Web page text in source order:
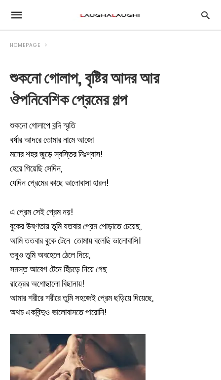
HOMEPAGE
শুকনো গোলাপ, বৃষ্টির আদর আর
ঔপনিবেশিক প্রেমের গল্প
শুকনো গোলাপে বন্দি স্মৃতি
বর্ষার আদরে তোমার নামে আজো
মনের শহর জুড়ে স্বস্তির নিঃশ্বাস!
হেরে গিয়েছি সেদিন,
যেদিন প্রেমের কাছে ভালোবাসা হারল!
এ প্রেম সেই প্রেম নয়!
বুকের উষ্ণতায় তুমি যতবার প্রেম পোড়াতে চেয়েছ,
আমি ততবার বুকে টেনে তোমায় বলেছি ভালোবাসি।
তবুও তুমি অবহেলে ঠেলে দিয়ে,
সমস্ত আবেগ টেনে হিঁচড়ে নিয়ে গেছ
রাত্রের অগোছালো বিছানায়!
আমার শরীরে শরীরে তুমি সহজেই প্রেম ছড়িয়ে দিয়েছে,
অথচ একবিন্দুও ভালোবাসতে পারোনি!